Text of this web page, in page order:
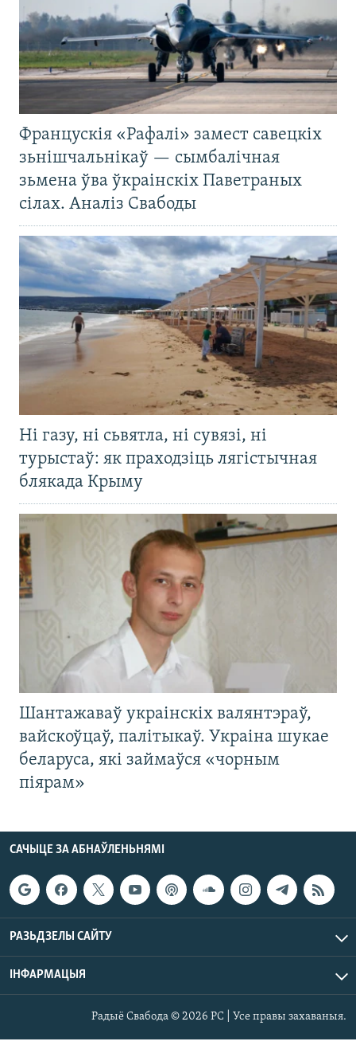
Францускія «Рафалі» замест савецкіх
зьнішчальнікаў — сымбалічная
зьмена ўва ўкраінскіх Паветраных
сілах. Аналіз Свабоды
Ні газу, ні сьвятла, ні сувязі, ні
турыстаў: як праходзіць лягістычная
блякада Крыму
Шантажаваў украінскіх валянтэраў,
вайскоўцаў, палітыкаў. Украіна шукае
беларуса, які займаўся «чорным
піярам»
САЧЫЦЕ ЗА АБНАЎЛЕНЬНЯМІ
РАЗЬДЗЕЛЫ САЙТУ
ІНФАРМАЦЫЯ
Радыё Свабода © 2026 РС | Усе правы захаваныя.